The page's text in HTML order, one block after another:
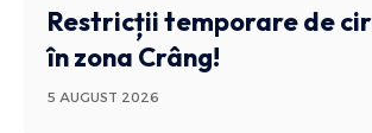
Restricții temporare de
în zona Crâng!
5 AUGUST 2026